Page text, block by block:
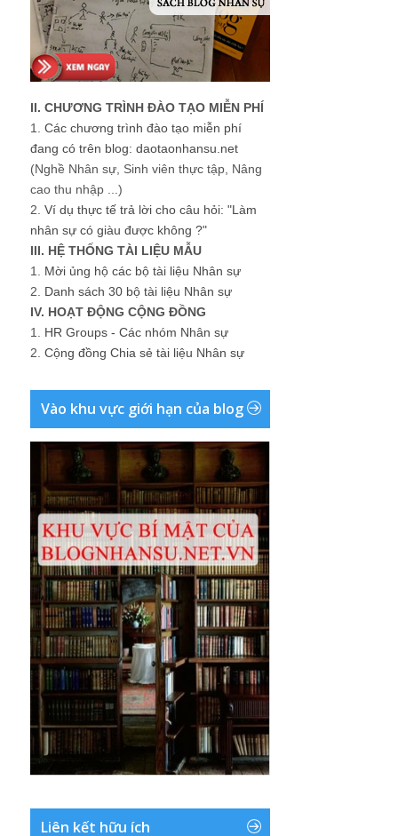
II. CHƯƠNG TRÌNH ĐÀO TẠO MIỄN PHÍ
1. Các chương trình đào tạo miễn phí
đang có trên blog: daotaonhansu.net
(Nghề Nhân sự, Sinh viên thực tập, Nâng
cao thu nhập ...)
2. Ví dụ thực tế trả lời cho câu hỏi: "Làm
nhân sự có giàu được không ?"
III. HỆ THỐNG TÀI LIỆU MẪU
1. Mời ủng hộ các bộ tài liệu Nhân sự
2. Danh sách 30 bộ tài liệu Nhân sự
IV. HOẠT ĐỘNG CỘNG ĐỒNG
1. HR Groups - Các nhóm Nhân sự
2. Cộng đồng Chia sẻ tài liệu Nhân sự
Vào khu vực giới hạn của blog
Liên kết hữu ích